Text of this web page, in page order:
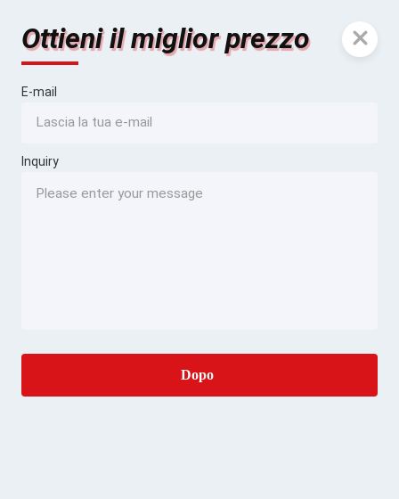
Ottieni il miglior prezzo
E-mail
Inquiry
Dopo